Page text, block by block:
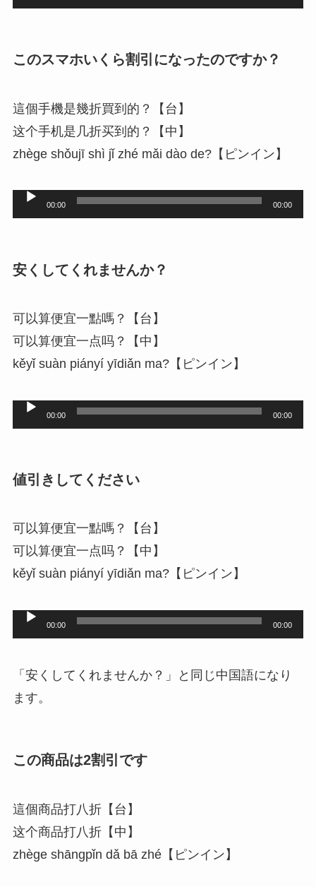
レ
ヤ
ー
このスマホいくら割引になったのですか？
這個手機是幾折買到的？【台】
这个手机是几折买到的？【中】
zhège shǒujī shì jǐ zhé mǎi dào de?【ピンイン】
レ
ヤ
ー
00:00 00:00
安くしてくれませんか？
可以算便宜一點嗎？【台】
可以算便宜一点吗？【中】
kěyǐ suàn piányí yīdiǎn ma?【ピンイン】
声
レ
ヤ
ー
00:00 00:00
値引きしてください
可以算便宜一點嗎？【台】
可以算便宜一点吗？【中】
kěyǐ suàn piányí yīdiǎn ma?【ピンイン】
プ
レ
ー
00:00 00:00
「安くしてくれませんか？」と同じ中国語になり
ます。
この商品は2割引です
這個商品打八折【台】
这个商品打八折【中】
zhège shāngpǐn dǎ bā zhé【ピンイン】